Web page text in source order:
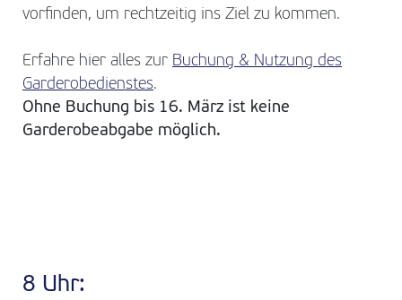
vorfinden, um rechtzeitig ins Ziel zu kommen.
Erfahre hier alles zur Buchung & Nutzung des
Garderobedienstes.
Ohne Buchung bis 16. März ist keine
Garderobeabgabe möglich.
8 Uhr: